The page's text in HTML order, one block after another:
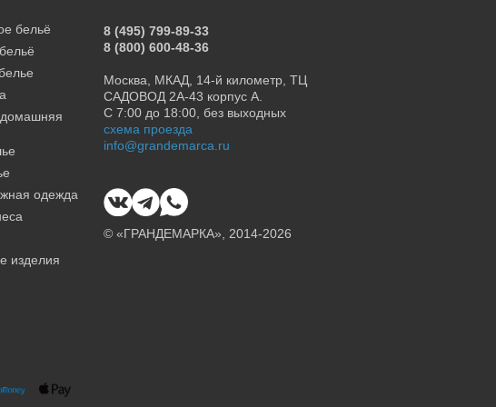
бельё
одежда
изделия
8 (495) 799-89-33
8 (800) 600-48-36
Москва, МКАД, 14-й километр, ТЦ
САДОВОД 2А-43 корпус А.
С 7:00 до 18:00, без выходных
схема проезда
info@grandemarca.ru
© «ГРАНДЕМАРКА», 2014-2026